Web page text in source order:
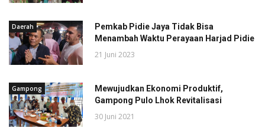
Daerah
Pemkab Pidie Jaya Tidak Bisa
Menambah Waktu Perayaan Harjad Pidie
21 Juni 2023
Gampong
Mewujudkan Ekonomi Produktif,
Gampong Pulo Lhok Revitalisasi
30 Juni 2021